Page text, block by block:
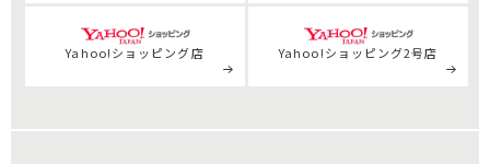
Yahoo!ショッピング店 Yahoo!ショッピング2号店